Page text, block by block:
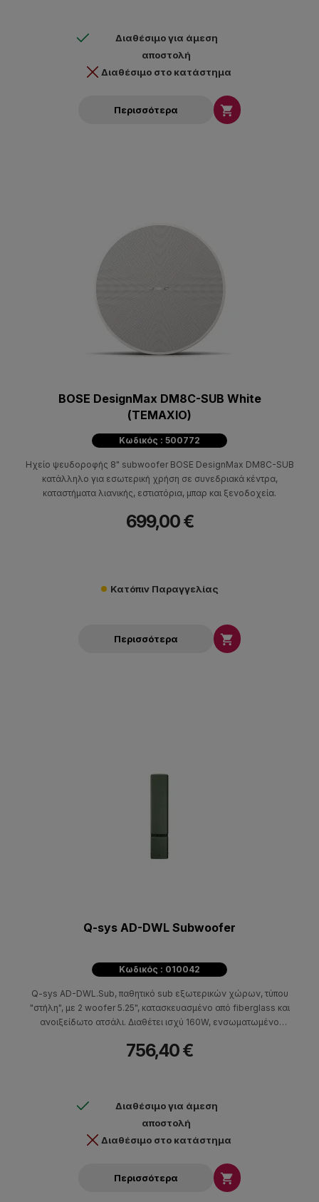
Διαθέσιμο για άμεση
αποστολή
Διαθέσιμο στο κατάστημα
Περισσότερα 
BOSE DesignMax DM8C-SUB White
(ΤΕΜΑΧΙΟ)
Κωδικός : 500772
Ηχείο ψευδοροφής 8" subwoofer BOSE DesignMax DM8C-SUB
κατάλληλο για εσωτερική χρήση σε συνεδριακά κέντρα,
καταστήματα λιανικής, εστιατόρια, μπαρ και ξενοδοχεία.
699,00 €
Κατόπιν Παραγγελίας
Περισσότερα 
Q-sys AD-DWL Subwoofer
Κωδικός : 010042
Q-sys AD-DWL.Sub, παθητικό sub εξωτερικών χώρων, τύπου
"στήλη", με 2 woofer 5.25", κατασκευασμένο από fiberglass και
ανοιξείδωτο ατσάλι. Διαθέτει ισχύ 160W, ενσωματωμένο
100w και 25 / 50 / 100W αντίστοιχα, max SPL 106dB cont. 112dB
756,40 €
Διαθέσιμο για άμεση
αποστολή
Διαθέσιμο στο κατάστημα
Περισσότερα 